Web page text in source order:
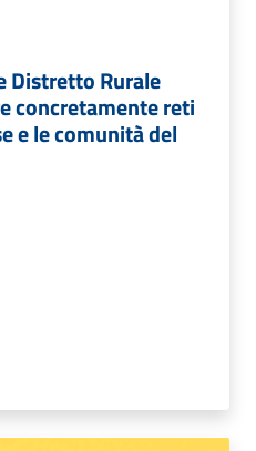
Distretto Rurale
concretamente reti
e le comunità del